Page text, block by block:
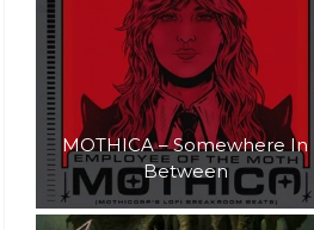
MOTHICA – Somewhere In
Between